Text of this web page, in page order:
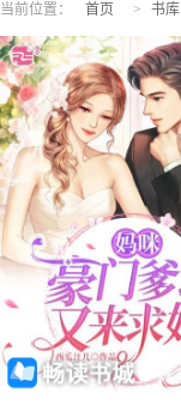
当前位置： 首页 > 书库